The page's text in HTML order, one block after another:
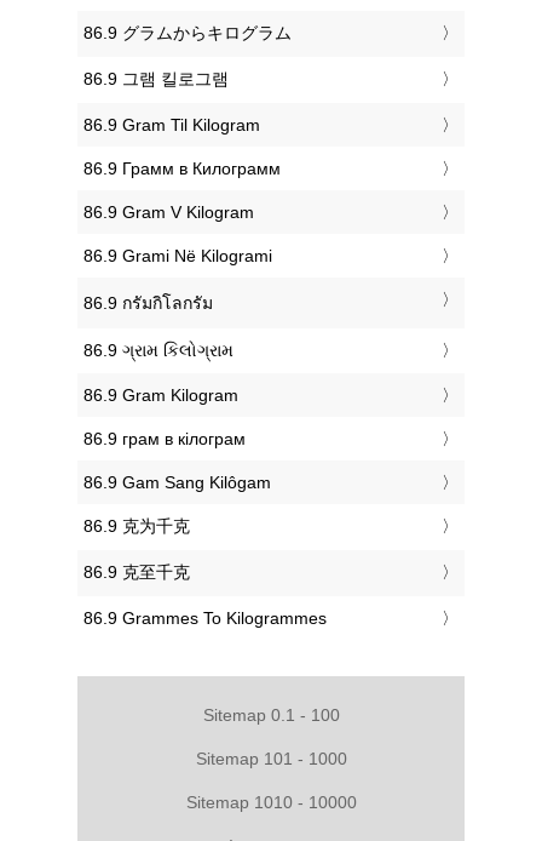
‎86.9 グラムからキログラム
‎86.9 그램 킬로그램
‎86.9 Gram Til Kilogram
‎86.9 Грамм в Килограмм
‎86.9 Gram V Kilogram
‎86.9 Grami Në Kilogrami
‎86.9 กรัมกิโลกรัม
‎86.9 ગ્રામ કિલોગ્રામ
‎86.9 Gram Kilogram
‎86.9 грам в кілограм
‎86.9 Gam Sang Kilôgam
‎86.9 克为千克
‎86.9 克至千克
‎86.9 Grammes To Kilogrammes
Sitemap 0.1 - 100
Sitemap 101 - 1000
Sitemap 1010 - 10000